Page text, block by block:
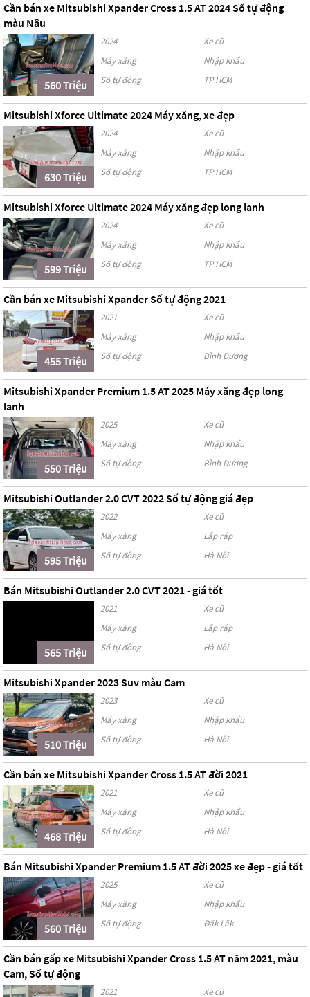
Cần bán xe Mitsubishi Xpander Cross 1.5 AT 2024 Số tự động
màu Nâu
560 Triệu
2024
Xe cũ
Máy xăng
Nhập khẩu
Số tự động
TP HCM
Mitsubishi Xforce Ultimate 2024 Máy xăng, xe đẹp
630 Triệu
2024
Xe cũ
Máy xăng
Nhập khẩu
Số tự động
TP HCM
Mitsubishi Xforce Ultimate 2024 Máy xăng đẹp long lanh
599 Triệu
2024
Xe cũ
Máy xăng
Nhập khẩu
Số tự động
TP HCM
Cần bán xe Mitsubishi Xpander Số tự động 2021
455 Triệu
2021
Xe cũ
Máy xăng
Nhập khẩu
Số tự động
Bình Dương
Mitsubishi Xpander Premium 1.5 AT 2025 Máy xăng đẹp long
lanh
550 Triệu
2025
Xe cũ
Máy xăng
Nhập khẩu
Số tự động
Bình Dương
Mitsubishi Outlander 2.0 CVT 2022 Số tự động giá đẹp
595 Triệu
2022
Xe cũ
Máy xăng
Lắp ráp
Số tự động
Hà Nội
Bán Mitsubishi Outlander 2.0 CVT 2021 - giá tốt
565 Triệu
2021
Xe cũ
Máy xăng
Lắp ráp
Số tự động
Hà Nội
Mitsubishi Xpander 2023 Suv màu Cam
510 Triệu
2023
Xe cũ
Máy xăng
Nhập khẩu
Số tự động
Hà Nội
Cần bán xe Mitsubishi Xpander Cross 1.5 AT đời 2021
468 Triệu
2021
Xe cũ
Máy xăng
Nhập khẩu
Số tự động
Hà Nội
Bán Mitsubishi Xpander Premium 1.5 AT đời 2025 xe đẹp - giá tốt
560 Triệu
2025
Xe cũ
Máy xăng
Nhập khẩu
Số tự động
Đăk Lăk
Cần bán gấp xe Mitsubishi Xpander Cross 1.5 AT năm 2021, màu
Cam, Số tự động
2021 Xe cũ